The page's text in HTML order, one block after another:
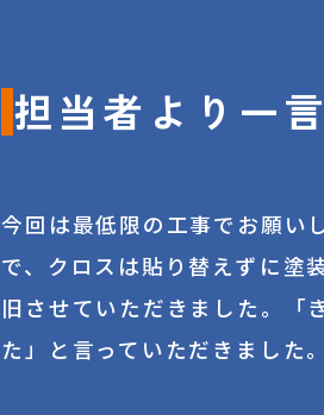
担当者より一言
今回は最低限の工事でお願い
で、クロスは貼り替えずに塗
旧させていただきました。「
た」と言っていただきました。